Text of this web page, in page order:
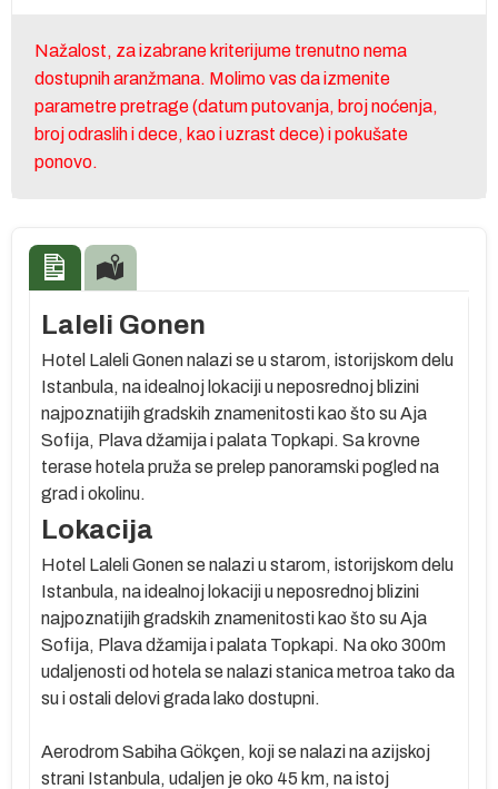
Nažalost, za izabrane kriterijume trenutno nema
dostupnih aranžmana. Molimo vas da izmenite
parametre pretrage (datum putovanja, broj noćenja,
broj odraslih i dece, kao i uzrast dece) i pokušate
ponovo.
Laleli Gonen
Hotel Laleli Gonen nalazi se u starom, istorijskom delu
Istanbula, na idealnoj lokaciji u neposrednoj blizini
najpoznatijih gradskih znamenitosti kao što su Aja
Sofija, Plava džamija i palata Topkapi. Sa krovne
terase hotela pruža se prelep panoramski pogled na
grad i okolinu.
Lokacija
Hotel Laleli Gonen se nalazi u starom, istorijskom delu
Istanbula, na idealnoj lokaciji u neposrednoj blizini
najpoznatijih gradskih znamenitosti kao što su Aja
Sofija, Plava džamija i palata Topkapi. Na oko 300m
udaljenosti od hotela se nalazi stanica metroa tako da
su i ostali delovi grada lako dostupni.
Aerodrom Sabiha Gökçen, koji se nalazi na azijskoj
strani Istanbula, udaljen je oko 45 km, na istoj